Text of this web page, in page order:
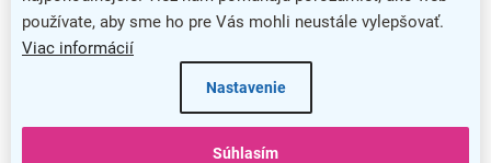
používate, aby sme ho pre Vás mohli neustále vylepšovať.
Viac informácií
Nastavenie
Súhlasím
Farba podnože: čierna
43 cm
kov